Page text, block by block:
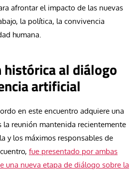
afrontar el impacto de las nuevas
la política, la convivencia
humana.
histórica al diálogo
artificial
en este encuentro adquiere una
la reunión mantenida recientemente
y los máximos responsables de
fue presentado por ambas
una nueva etapa de diálogo sobre la